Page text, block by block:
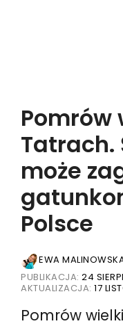
Pomrów
może
Polsce
EWA
PUBLIKACJA: 24
AKTUALIZACJA: 17
Pomrów